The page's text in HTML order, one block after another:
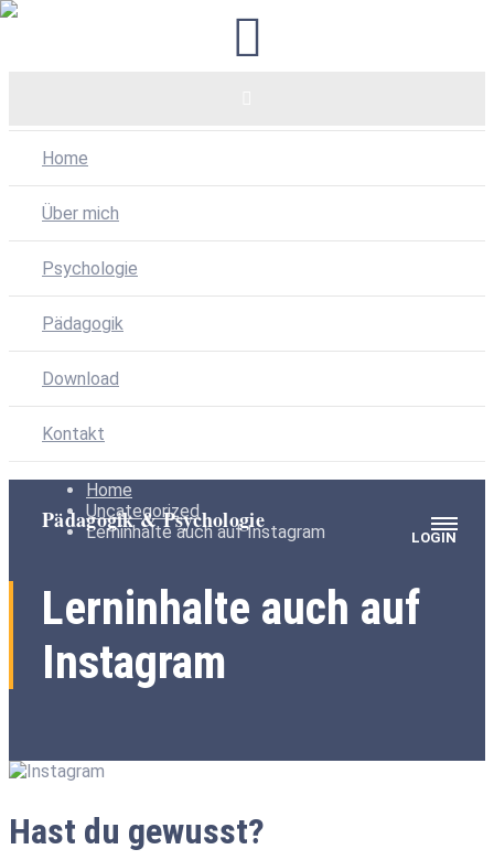
Home
Über mich
Psychologie
Pädagogik
Download
Kontakt
LOGIN
Home
Uncategorized
Lerninhalte auch auf Instagram
Lerninhalte auch auf
Instagram
Hast du gewusst?